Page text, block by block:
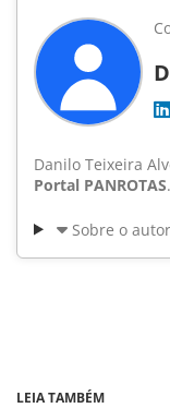
Danilo Teixeira
Portal PANROTAS.
Sobre o autor
LEIA TAMBÉM